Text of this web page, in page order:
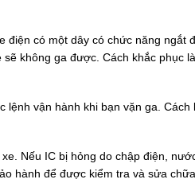
điện có một dây có chức năng ngắt
không ga được. Cách khắc phục
vận hành khi bạn vặn ga. Cách
Nếu IC bị hỏng do chập điện,
hành để được kiểm tra và sửa